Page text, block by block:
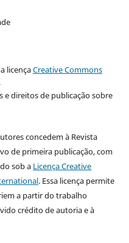
licençaCreative Commons
e direitos de publicação sobre
concedem à Revista
de primeira publicação, com
sob a Licença Creative
. Essa licença permite
a partir do trabalho
crédito de autoria e à